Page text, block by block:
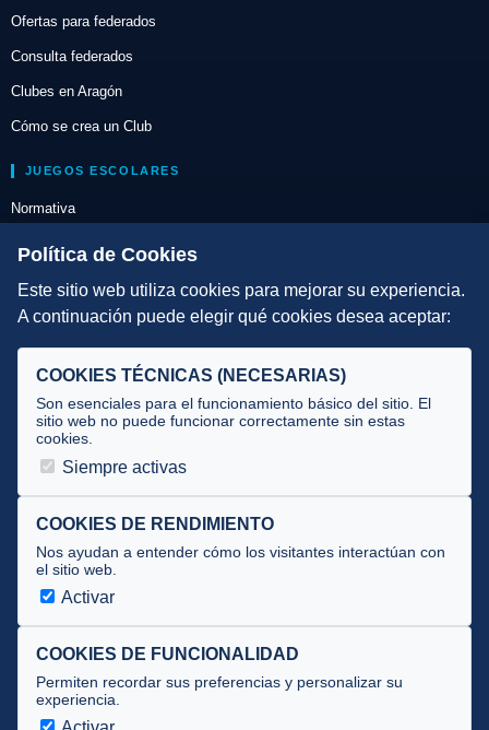
Ofertas para federados
Consulta federados
Clubes en Aragón
Cómo se crea un Club
JUEGOS ESCOLARES
Normativa
Escuelas de Triatlón
DIRECCIÓN TÉCNICA
Selecciones
Tecnificación
JUECES Y OFICIALES
Documentos
Cursos
Circulares oficiales
Convocatorias y Equipaciones
Av. José Atarés 101, semisótano. 50018 Zaragoza
Política de Cookies
Este sitio web utiliza cookies para mejorar su experiencia.
A continuación puede elegir qué cookies desea aceptar:
COOKIES TÉCNICAS (NECESARIAS)
Son esenciales para el funcionamiento básico del sitio. El
sitio web no puede funcionar correctamente sin estas
cookies.
Siempre activas
COOKIES DE RENDIMIENTO
Nos ayudan a entender cómo los visitantes interactúan con
el sitio web.
Activar
COOKIES DE FUNCIONALIDAD
Permiten recordar sus preferencias y personalizar su
experiencia.